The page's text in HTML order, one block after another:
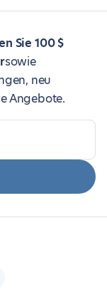
Sie 100 $
sowie
neu
Angebote.